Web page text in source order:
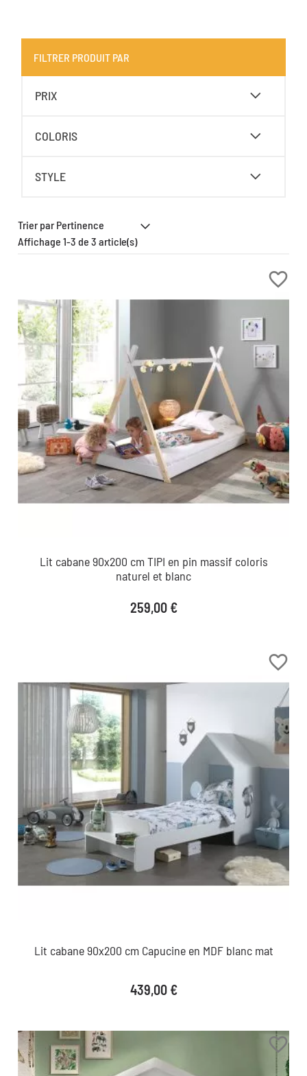
FILTRER PRODUIT PAR
PRIX
COLORIS
STYLE
Affichage 1-3 de 3 article(s)
favorite_border
Lit cabane 90x200 cm TIPI en pin massif coloris
naturel et blanc
Prix
259,00 €
favorite_border
Lit cabane 90x200 cm Capucine en MDF blanc mat
Prix
439,00 €
favorite_border